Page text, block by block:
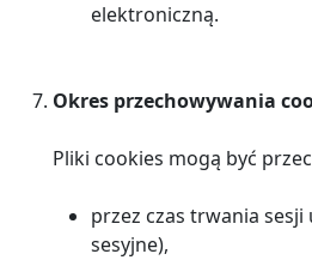
elektroniczną.
Okres przechowywania
Pliki cookies mogą być
przez czas trwania
sesyjne),